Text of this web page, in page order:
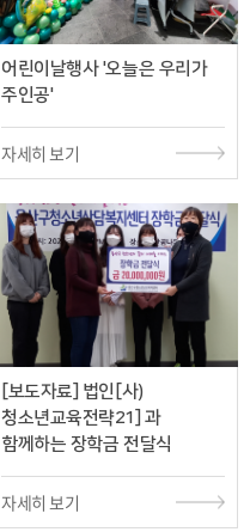
어린이날행사 '오늘은 우리가
주인공'
자세히 보기
[보도자료] 법인[사)
청소년교육전략21] 과
함께하는 장학금 전달식
자세히 보기